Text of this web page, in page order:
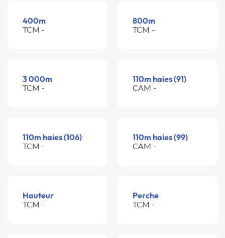
400m
TCM -
800m
TCM -
3 000m
TCM -
110m haies (91)
CAM -
110m haies (106)
TCM -
110m haies (99)
CAM -
Hauteur
TCM -
Perche
TCM -